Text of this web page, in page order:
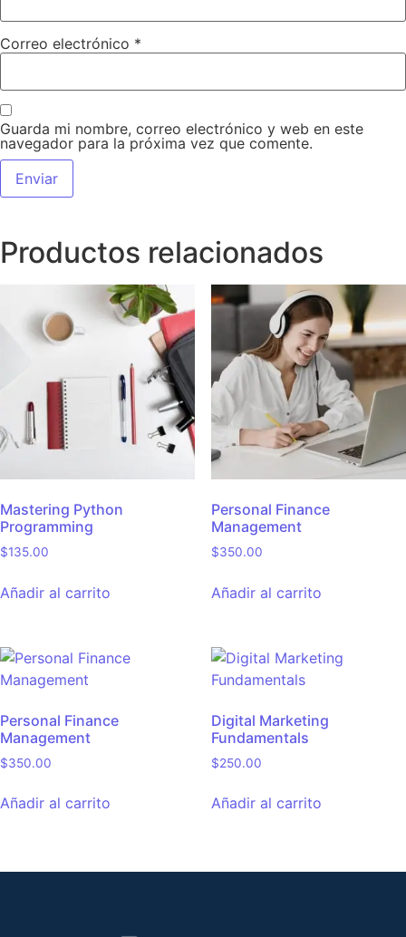
Correo electrónico *
Guarda mi nombre, correo electrónico y web en este
navegador para la próxima vez que comente.
Productos relacionados
Mastering Python
Programming
$135.00
Añadir al carrito
Personal Finance
Management
$350.00
Añadir al carrito
Personal Finance
Management
$350.00
Añadir al carrito
Digital Marketing
Fundamentals
$250.00
Añadir al carrito